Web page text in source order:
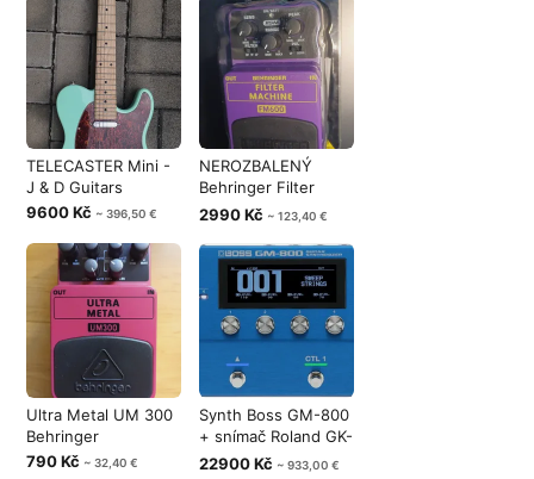
TELECASTER Mini -
J & D Guitars
9600 Kč ~ 396,50 €
NEROZBALENÝ
Behringer Filter
Machine FM600 -
2990 Kč ~ 123,40 €
Ultra Metal UM 300
Behringer
790 Kč ~ 32,40 €
Synth Boss GM-800
+ snímač Roland GK-
5B
22900 Kč ~ 933,00 €